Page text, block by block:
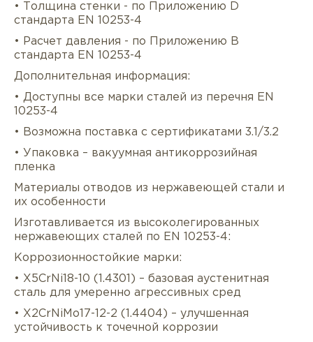
• Толщина стенки - по Приложению D
стандарта EN 10253-4
• Расчет давления - по Приложению B
стандарта EN 10253-4
Дополнительная информация:
• Доступны все марки сталей из перечня EN
10253-4
• Возможна поставка с сертификатами 3.1/3.2
• Упаковка – вакуумная антикоррозийная
пленка
Материалы отводов из нержавеющей стали и
их особенности
Изготавливается из высоколегированных
нержавеющих сталей по EN 10253-4:
Коррозионностойкие марки:
• X5CrNi18-10 (1.4301) – базовая аустенитная
сталь для умеренно агрессивных сред
• X2CrNiMo17-12-2 (1.4404) – улучшенная
устойчивость к точечной коррозии